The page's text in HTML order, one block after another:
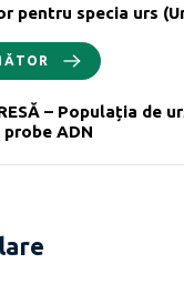
pentru specia urs
– Populația de
ADN